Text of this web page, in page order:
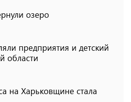
озеро
предприятия и детский
области
на Харьковщине стала